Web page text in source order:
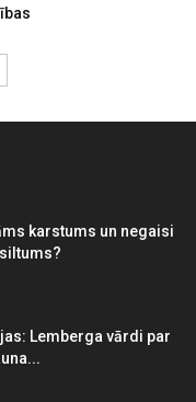
karstums un negaisi
Lemberga vārdi par